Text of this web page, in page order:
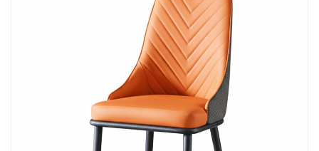
BÀN BAR BEER CLUB BCF SX GIÁ RẺ - MÃ SỐ:
BCF SX
750.000 VNĐ
GHẾ EAMES - GHẾ NHỰA CAFE CHÂN GỖ GIÁ RẺ
- MÃ SỐ: M002
550.000 VNĐ